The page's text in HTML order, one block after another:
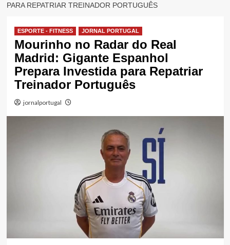
PARA REPATRIAR TREINADOR PORTUGUÊS
ESPORTE - FITNESS JORNAL PORTUGAL
Mourinho no Radar do Real
Madrid: Gigante Espanhol
Prepara Investida para Repatriar
Treinador Português
jornalportugal